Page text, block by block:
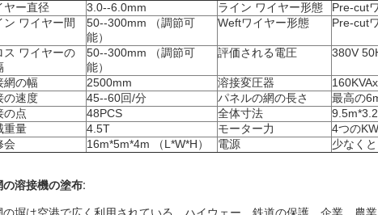
ヤー直径 3.0--6.0mm ライン ワイヤー形態
Pre-cut
ン ワイヤー間
50--300mm （調節可
能）
Weftワイヤー形態 Pre-cut
ス ワイヤーの
50--300mm （調節可
能）
評価される電圧 380V
網の幅 2500mm 溶接変圧器
の速度
45--60回/分 パネルの網の長さ
最高の
の点
48PCS 全体寸法
重量
4.5T モーター力
4つのKW
会
16m*5m*4m （L*W*H） 電源 少なく
の溶接機の塗布: